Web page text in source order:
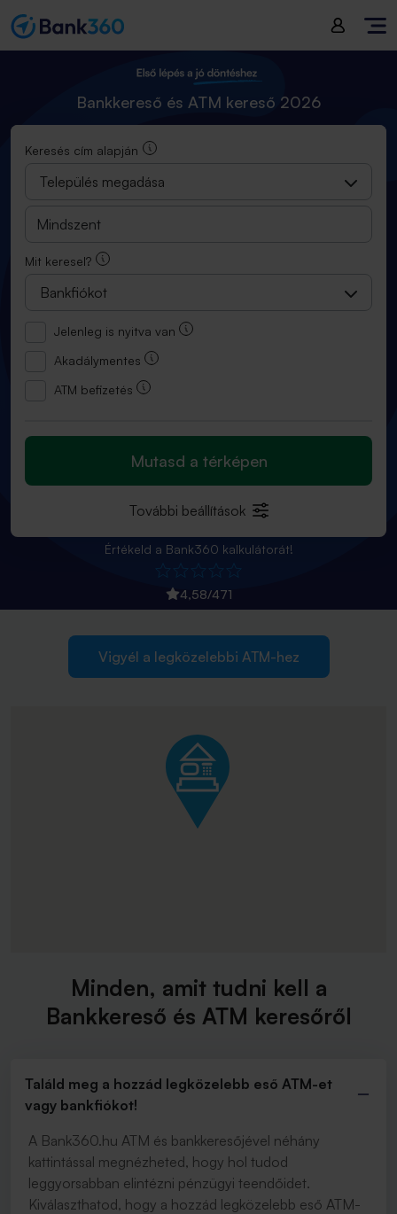
Bankkereső és ATM kereső 2026
Keresés cím alapján
Település megadása
Mit keresel?
Bankfiókot
Jelenleg is nyitva van
Akadálymentes
ATM befizetés
További beállítások
Mutasd a térképen
Értékeld a Bank360 kalkulátorát!
4,58/471
Vigyél a legközelebbi ATM-hez
Minden, amit tudni kell a
Bankkereső és ATM keresőről
Találd meg a hozzád legközelebb eső ATM-et
vagy bankfiókot!
A Bank360.hu ATM és bankkeresőjével néhány
kattintással megnézheted, hogy hol tudod
leggyorsabban elintézni pénzügyi teendőidet.
Kiválaszthatod, hogy a hozzád legközelebb eső ATM-
Bankkereső és ATM kereső 2025